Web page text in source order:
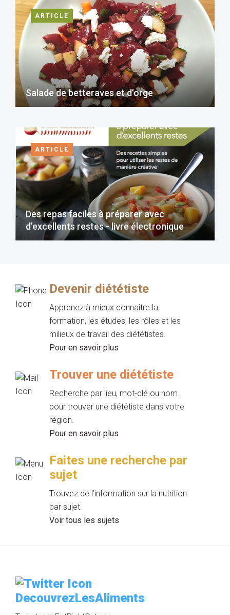
ARTICLE
Salade de betteraves et d’orge
ARTICLE
Des repas faciles à préparer avec
d’excellents restes - livre électronique
Devenir diététiste
Apprenez à mieux connaître la
formation, les études, les rôles et les
milieux de travail des diététistes.
Pour en savoir plus
Trouver une diététiste
Recherche par lieu, mot-clé ou nom
pour trouver une diététiste dans votre
région.
Pour en savoir plus
Faites une recherche par
sujet
Trouvez de l’information sur la nutrition
par sujet.
Voir tous les sujets
DecouvrezLesAliments